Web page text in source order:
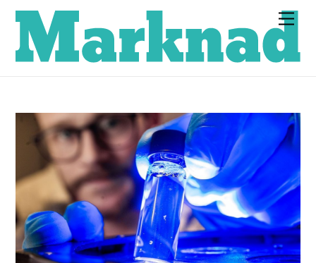
Skip
content